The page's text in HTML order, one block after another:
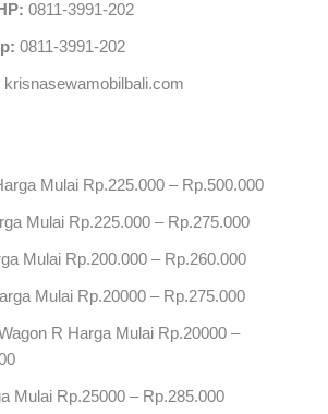
0811-3991-202
0811-3991-202
krisnasewamobilbali.com
Mulai Rp.225.000 – Rp.500.000
Mulai Rp.225.000 – Rp.275.000
Mulai Rp.200.000 – Rp.260.000
Mulai Rp.20000 – Rp.275.000
R Harga Mulai Rp.20000 –
Mulai Rp.25000 – Rp.285.000